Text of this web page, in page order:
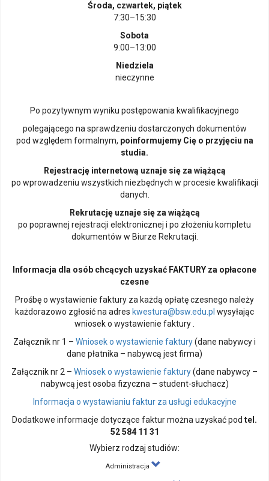
Środa, czwartek, piątek
7:30–15:30
Sobota
9:00–13:00
Niedziela
nieczynne
Po pozytywnym wyniku postępowania kwalifikacyjnego
polegającego na sprawdzeniu dostarczonych dokumentów
pod względem formalnym, poinformujemy Cię o przyjęciu na
studia.
Rejestrację internetową uznaje się za wiążącą
po wprowadzeniu wszystkich niezbędnych w procesie kwalifikacji
danych.
Rekrutację uznaje się za wiążącą
po poprawnej rejestracji elektronicznej i po złożeniu kompletu
dokumentów w Biurze Rekrutacji.
Informacja dla osób chcących uzyskać FAKTURY za opłacone
czesne
Prośbę o wystawienie faktury za każdą opłatę czesnego należy
każdorazowo zgłosić na adres kwestura@bsw.edu.pl wysyłając
wniosek o wystawienie faktury .
Załącznik nr 1 – Wniosek o wystawienie faktury(dane nabywcy i
dane płatnika – nabywcą jest firma)
Załącznik nr 2 – Wniosek o wystawienie faktury(dane nabywcy –
nabywcą jest osoba fizyczna – student-słuchacz)
Informacja o wystawianiu faktur za usługi edukacyjne
Dodatkowe informacje dotyczące faktur można uzyskać pod tel.
52 584 11 31
Wybierz rodzaj studiów:
Administracja